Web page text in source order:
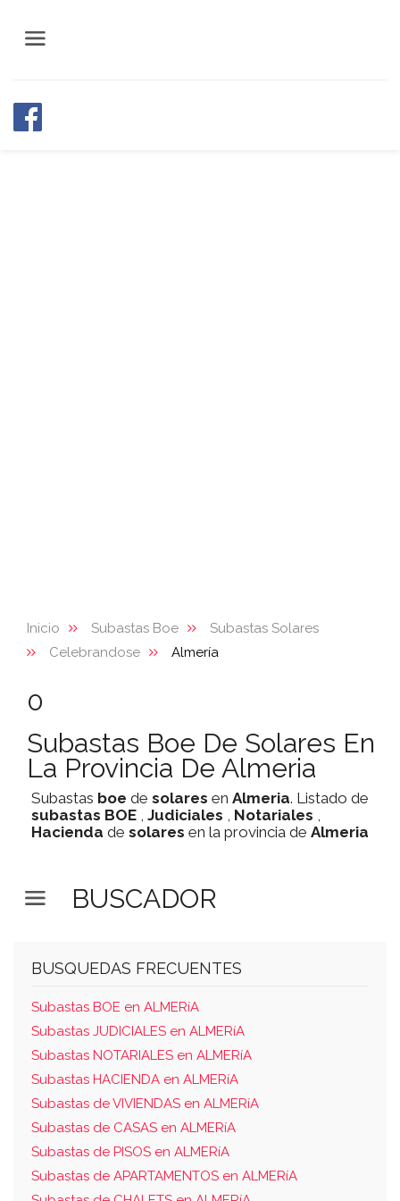
Inicio Subastas Boe
Subastas Solares
Celebrandose
Almería
0
Subastas Boe De Solares En
La Provincia De Almeria
Subastas boe de solares en Almeria. Listado de
subastas BOE , Judiciales , Notariales ,
Hacienda de solares en la provincia de Almeria
BUSCADOR
BUSQUEDAS FRECUENTES
Subastas BOE en ALMERíA
Subastas JUDICIALES en ALMERíA
Subastas NOTARIALES en ALMERíA
Subastas HACIENDA en ALMERíA
Subastas de VIVIENDAS en ALMERíA
Subastas de CASAS en ALMERíA
Subastas de PISOS en ALMERíA
Subastas de APARTAMENTOS en ALMERíA